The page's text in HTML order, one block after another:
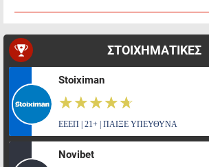
ΣΤΟΙΧΗΜΑΤΙΚΕΣ
Stoiximan
☆☆☆☆☆
★★★★★
ΕΕΕΠ | 21+ | ΠΑΙΞΕ ΥΠΕΥΘΥΝΑ
Novibet